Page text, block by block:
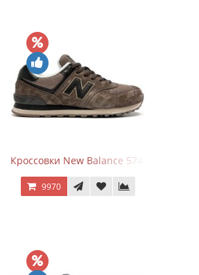
Кроссовки New Balance 574 Umber Black
9970